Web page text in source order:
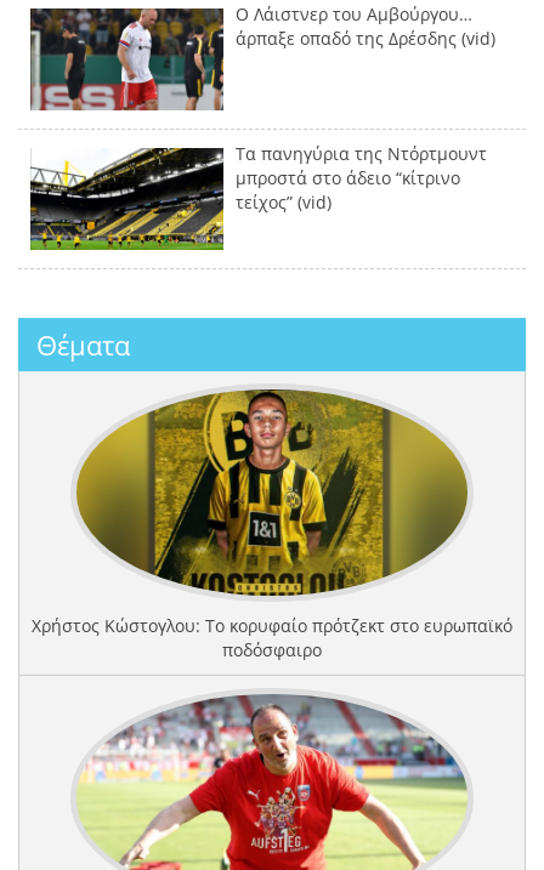
Ο Λάιστνερ του Αμβούργου…
άρπαξε οπαδό της Δρέσδης (vid)
Τα πανηγύρια της Ντόρτμουντ
μπροστά στο άδειο “κίτρινο
τείχος” (vid)
Θέματα
Χρήστος Κώστογλου: Το κορυφαίο πρότζεκτ στο ευρωπαϊκό
ποδόσφαιρο